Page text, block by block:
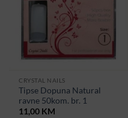
CRYSTAL NAILS
Tipse Dopuna Natural
ravne 50kom. br. 1
11,00 KM